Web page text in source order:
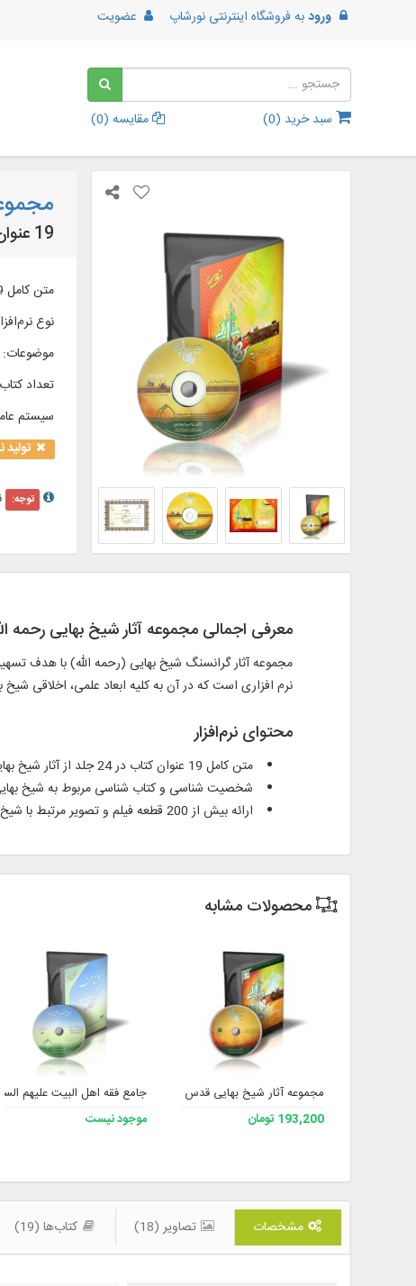
ورودبه فروشگاه اینترنتی نورشاپ عضویت
سبد خرید (0
) مقایسه (0
)
19 عنوان کتاب از آثار شیخ بهایی (رحمه الله)
متن کامل 19 عنوان کتاب در 24 جلد از آثار شیخ بهایی (رحمه الله) در موضوعاتی از جمله: فقه، رجال، ادبیات و...
نوع
موضوعات:
تعداد
سیستم
توجه:
معرفی اجمالی مجموعه آثار شیخ بهایی رحمه
مجموعه آثار گرانسنگ شیخ بهایی (رحمه الله) با هدف
نرم افزاری است که در آن به کلیه ابعاد علمی، اخلاقی
محتوای نرم‌افزار
متن کامل 19 عنوان کتاب در 24 جلد از آثار شیخ بهایی (رحمه الله) در موضوعاتی از جمله: – فقه – رجال – ادبیات – دعا و زیارت زندگی نامه
شخصیت شناسی و کتاب شناسی مربوط به شیخ
ارائه بیش از 200 قطعه فیلم و تصویر مرتبط با شیخ بهایی (رحمه الله)
محصولات مشابه
مجموعه آثار شیخ بهایی قدس سره 2
193,200 تومان
جامع فقه اهل البیت علیهم السلام
موجود نیست
مشخصات تصاویر (18) کتاب‌ها (19)